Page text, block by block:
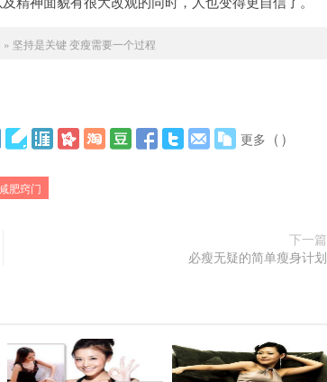
» 坚持是关键 变瘦需要一个过程
更多 ( )
肥窍门
下一篇
必瘦无疑的简单瘦身计划